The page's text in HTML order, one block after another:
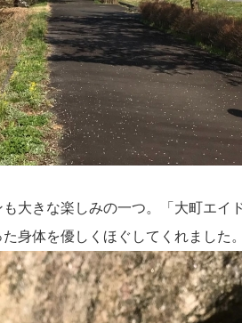
大きな楽しみの一つ。「大町エイ
身体を優しくほぐしてくれました。